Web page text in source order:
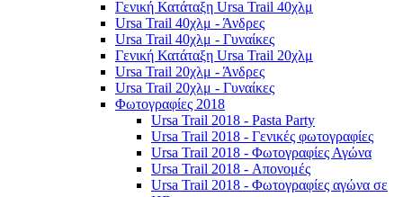
Γενική Κατάταξη Ursa Trail 40χλμ
Ursa Trail 40χλμ - Άνδρες
Ursa Trail 40χλμ - Γυναίκες
Γενική Κατάταξη Ursa Trail 20χλμ
Ursa Trail 20χλμ - Άνδρες
Ursa Trail 20χλμ - Γυναίκες
Φωτογραφίες 2018
Ursa Trail 2018 - Pasta Party
Ursa Trail 2018 - Γενικές φωτογραφίες
Ursa Trail 2018 - Φωτογραφίες Αγώνα
Ursa Trail 2018 - Απονομές
Ursa Trail 2018 - Φωτογραφίες αγώνα σε